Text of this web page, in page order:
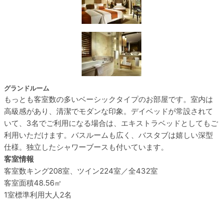
グランドルーム
もっとも客室数の多いベーシックタイプのお部屋です。室内は
高級感があり、清潔でモダンな印象。デイベッドが常設されて
いて、3名でご利用になる場合は、エキストラベッドとしてもご
利用いただけます。バスルームも広く、バスタブは嬉しい深型
仕様。独立したシャワーブースも付いています。
客室情報
客室数キング208室、ツイン224室／全432室
客室面積48.56㎡
1室標準利用大人2名